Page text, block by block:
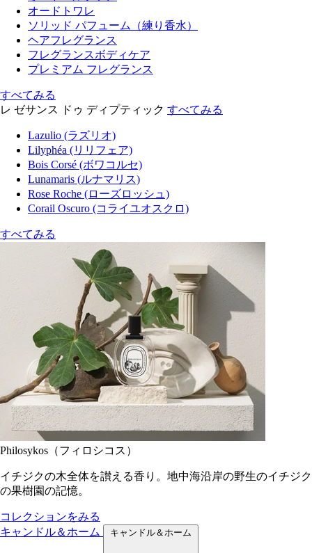
オードトワレ
ソリッド パフューム（練り香水）
ヘアフレグランス
フレグランスボディケア
プレミアム フレグランス
すべてみる
レ ゼサンス ドゥ ディプティック すべてみる
Lazulio (ラズリオ)
Lilyphéa (リリフェア)
Bois Corsé (ボワコルセ)
Lunamaris (ルナマリス)
Rose Roche (ローズロッシュ)
Corail Oscuro (コライユオスクロ)
すべてみる
Philosykos（フィロシコス）
イチジクの木全体を讃える香り。地中海沿岸の野生のイチジク
の果樹園の記憶。
コレクションをみる
キャンドル＆ホーム
キャンドル＆ホーム